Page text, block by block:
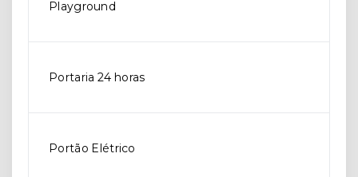
Playground
Portaria 24 horas
Portão Elétrico